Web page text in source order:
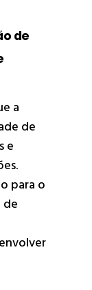
de
a
de
e
para o
de